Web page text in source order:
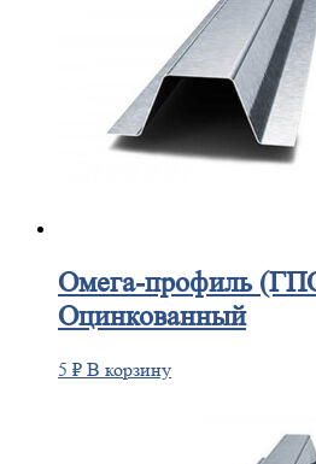
Омега-профиль
Оцинкованный
5 ₽ В корзину